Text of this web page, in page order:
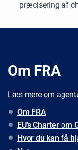
præcisering af
Om FRA
Læs mere om
Om FRA
EU’s Charter
Hvor du kan få